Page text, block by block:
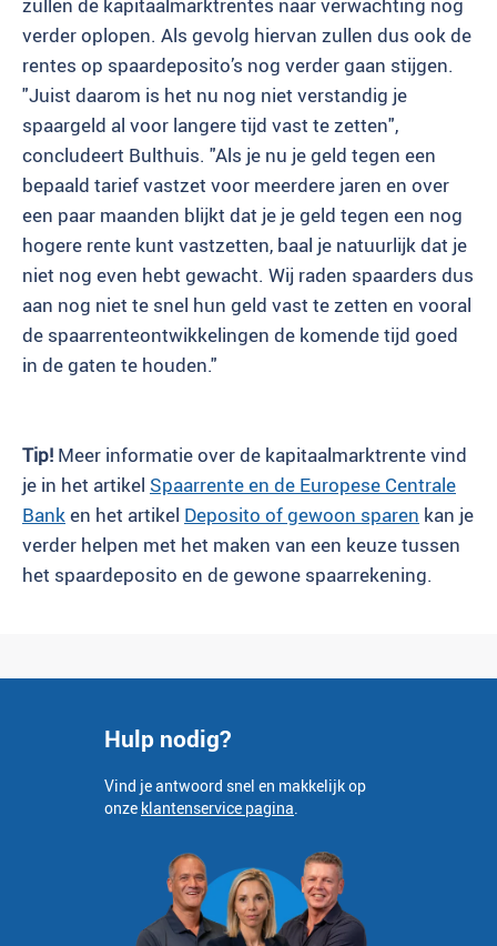
verder oplopen. Als gevolg hiervan zullen dus ook de
rentes op spaardeposito’s nog verder gaan stijgen.
"Juist daarom is het nu nog niet verstandig je
spaargeld al voor langere tijd vast te zetten",
concludeert Bulthuis. "Als je nu je geld tegen een
bepaald tarief vastzet voor meerdere jaren en over
een paar maanden blijkt dat je je geld tegen een nog
hogere rente kunt vastzetten, baal je natuurlijk dat je
niet nog even hebt gewacht. Wij raden spaarders dus
aan nog niet te snel hun geld vast te zetten en vooral
de spaarrenteontwikkelingen de komende tijd goed
in de gaten te houden."
Tip! Meer informatie over de kapitaalmarktrente vind
je in het artikel Spaarrente en de Europese Centrale
Banken het artikel Deposito of gewoon sparen kan je
verder helpen met het maken van een keuze tussen
het spaardeposito en de gewone spaarrekening.
Hulp nodig?
Vind je antwoord snel en makkelijk op
onze klantenservice pagina.